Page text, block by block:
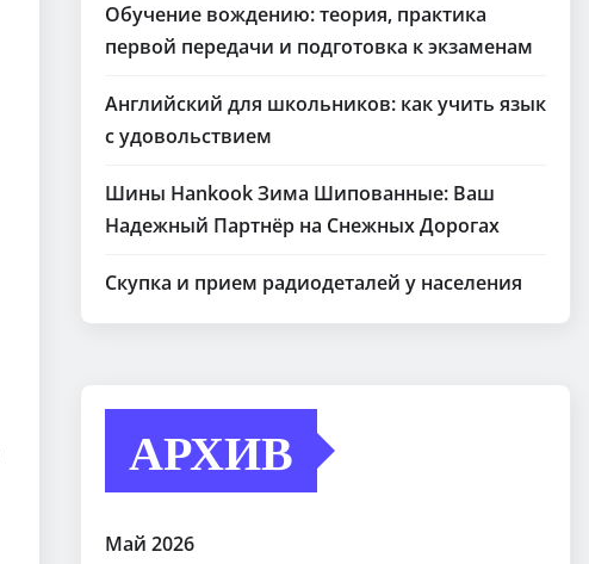
Обучение вождению: теория, практика
первой передачи и подготовка к экзаменам
Английский для школьников: как учить язык
с удовольствием
Шины Hankook Зима Шипованные: Ваш
Надежный Партнёр на Снежных Дорогах
Скупка и прием радиодеталей у населения
АРХИВ
Май 2026